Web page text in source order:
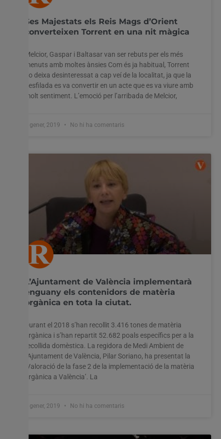
Ses Majestats els Reis Mags d’Orient
converteixen Torrent en una nit màgica
Melcior, Gaspar i Baltasar van ser rebuts per els més
menuts amb moltes ànsies Com és ja habitual, Torrent
no deixa desinteressat a cap veí de la localitat, ja que la
desfilada es va convertir en un acte que es va viure amb
molt sentiment. L’emoció per l’arribada de Melcior,
7 gener, 2019 No hi ha comentaris
L’Ajuntament de València implementarà
enguany els contenidors de matèria
orgànica en tota la ciutat.
Durant el 2018 s’han recollit 3.416 tones de matèria
orgànica i s’han repartit 52.682 poals específics per a la
recollida domèstica. La regidora de Medi Ambient de
l’Ajuntament de València, Pilar Soriano, ha presentat la
‘Valoració de la fase 2 de la implementació de la matèria
orgànica a València’. La
7 gener, 2019 No hi ha comentaris